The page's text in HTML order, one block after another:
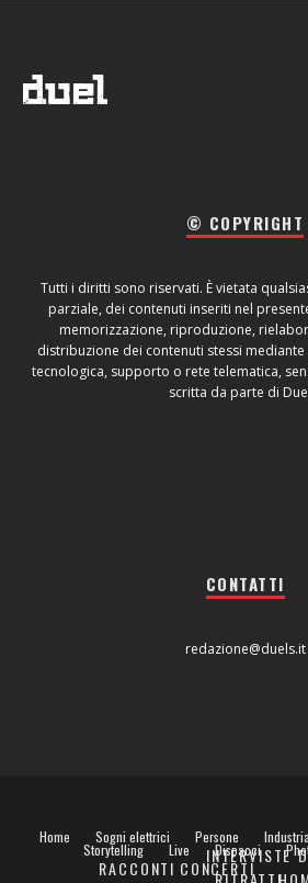
© COPYRIGHT
Tutti i diritti sono riservati. È vietata
parziale, dei contenuti inseriti nel
memorizzazione, riproduzione,
distribuzione dei contenuti stessi
tecnologica, supporto o rete telematica,
scritta da parte di
CONTATTI
redazione@duels.it
Home Sogni elettrici Persone
INTERVISTE
Storytelling
RACCONTI
Live
CONCERTI
Dispacci